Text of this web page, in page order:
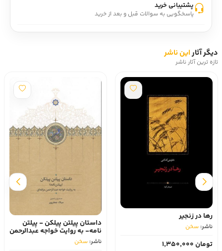
پشتیبانی خرید
پاسخگویی به سوالات قبل و بعد از خرید
دیگر آثاراین ناشر
تازه ترین آثار ناشر
رها در زنجیر
ناشر: سخن
تومان 1,350,000
داستان پیلتن پیلکن - پیلتن
نامه- به روایت خواجه عبدالرحمن
مراغه ای
ناشر: سخن